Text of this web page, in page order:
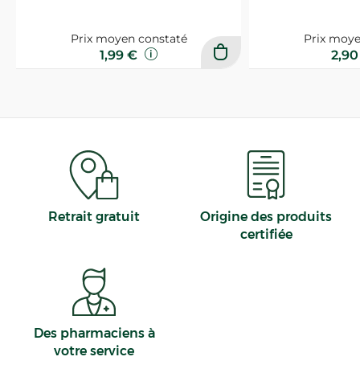
Prix moyen constaté
1,99 €
Prix
Retrait gratuit
Origine des produits
certifiée
Des pharmaciens à
votre service